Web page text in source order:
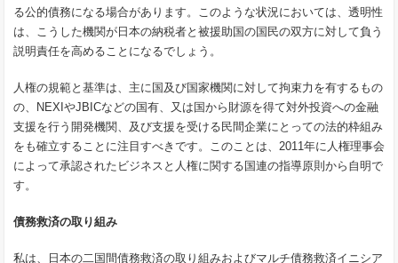
る公的債務になる場合があります。このような状況においては、透明性
は、こうした機関が日本の納税者と被援助国の国民の双方に対して負う
説明責任を高めることになるでしょう。
人権の規範と基準は、主に国及び国家機関に対して拘束力を有するもの
の、NEXIやJBICなどの国有、又は国から財源を得て対外投資への金融
支援を行う開発機関、及び支援を受ける民間企業にとっての法的枠組み
をも確立することに注目すべきです。このことは、2011年に人権理事会
によって承認されたビジネスと人権に関する国連の指導原則から自明で
す。
債務救済の取り組み
私は、日本の二国間債務救済の取り組みおよびマルチ債務救済イニシア